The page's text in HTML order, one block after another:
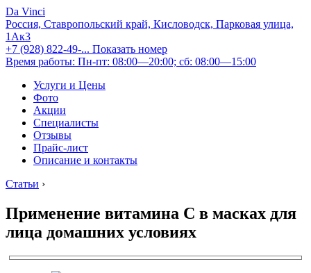
Da Vinci
Россия, Ставропольский край, Кисловодск, Парковая улица,
1Ак3
+7 (928) 822-49-... Показать номер
Время работы: Пн-пт: 08:00—20:00; сб: 08:00—15:00
Услуги и Цены
Фото
Акции
Специалисты
Отзывы
Прайс-лист
Описание и контакты
Статьи ›
Применение витамина С в масках для
лица домашних условиях